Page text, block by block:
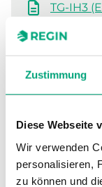
Zustimmung
Diese Webseite
Wir verwenden
personalisieren,
zu können und
TG-IH3
UKCA